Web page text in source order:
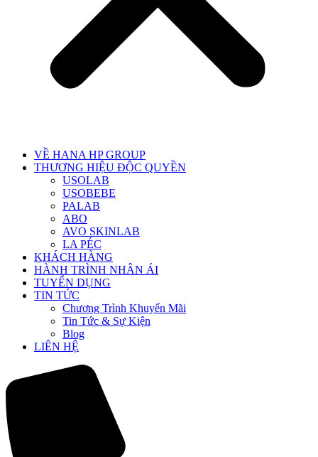
VỀ HANA HP GROUP
THƯƠNG HIỆU ĐỘC QUYỀN
USOLAB
USOBEBE
PALAB
ABO
AVO SKINLAB
LA PÉC
KHÁCH HÀNG
HÀNH TRÌNH NHÂN ÁI
TUYỂN DỤNG
TIN TỨC
Chương Trình Khuyến Mãi
Tin Tức & Sự Kiện
Blog
LIÊN HỆ